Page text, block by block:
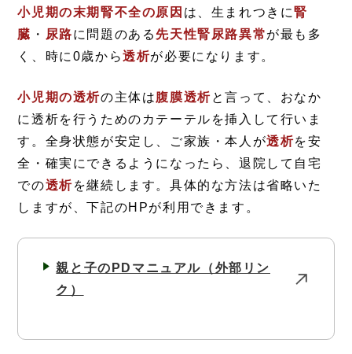
小児期の末期腎不全の原因 は、生まれつきに腎
臓 ・ 尿路に問題のある 先天性腎尿路異常が最も多
く、時に0歳から透析が必要になります。
小児期の透析の主体は腹膜透析と言って、おなか
に透析を行うためのカテーテルを挿入して行いま
す。全身状態が安定し、ご家族・本人が透析を安
全・確実にできるようになったら、退院して自宅
での透析を継続します。具体的な方法は省略いた
しますが、下記のHPが利用できます。
親と子のPDマニュアル （外部リン
ク）